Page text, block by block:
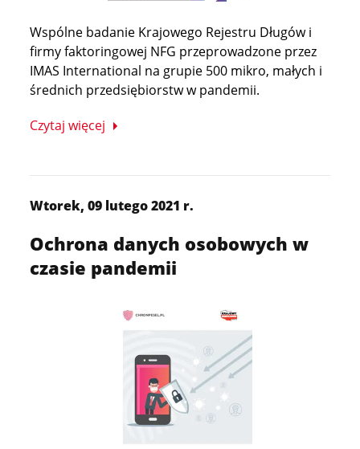
Wspólne badanie Krajowego Rejestru Długów i
firmy faktoringowej NFG przeprowadzone przez
IMAS International na grupie 500 mikro, małych i
średnich przedsiębiorstw w pandemii.
Czytaj więcej
Wtorek, 09 lutego 2021 r.
Ochrona danych osobowych w
czasie pandemii